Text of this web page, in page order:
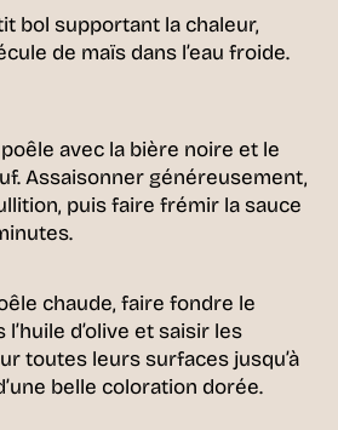
bol supportant la chaleur,
de maïs dans l’eau froide.
avec la bière noire et le
Assaisonner généreusement,
puis faire frémir la sauce
chaude, faire fondre le
d’olive et saisir les
toutes leurs surfaces jusqu’à
belle coloration dorée.